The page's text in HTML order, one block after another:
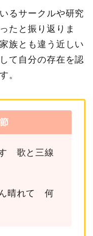
るサークルや研究
たと振り返りま
族とも違う近しい
て自分の存在を認
。
歌と三線
晴れて 何